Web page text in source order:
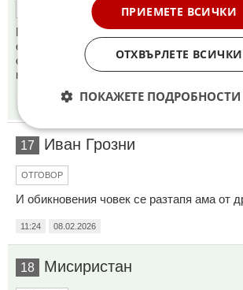
Прическата може да е свежа но не на
отива,състарява я още повече.Колкото
открай време се заобикаля само с хора
не може да я изтърпи по-дълго.
08.02.2026
17 Иван Грозни
ОТГОВОР
И обикновения човек се разтапя ама от
11:24 08.02.2026
18 Мисиристан
ПРИЕМЕТЕ ВСИЧКИ
ОТХВЪРЛЕТЕ ВСИЧКИ
ПОКАЖЕТЕ ПОДРОБНОСТИ